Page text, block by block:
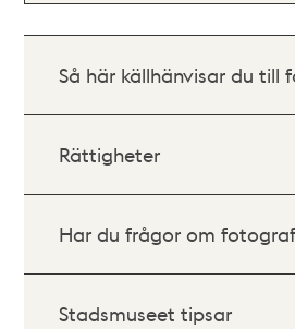
Så här källhänvisar du till
Rättigheter
Har du frågor om
Stadsmuseet tipsar